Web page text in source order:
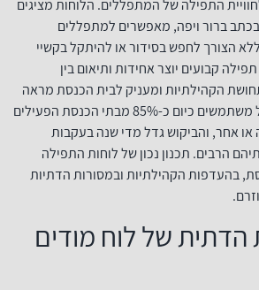
התפילה של המתפללים. הלוחות מציגים
ברור ויפה, מאפשרים למתפללים
הצורך לחפש בסידור או להיתקל בקשיי
קבועים יוצר אחידות ותיאום בין
הקהילתיות ומעניק לבית הכנסת מראה
מקצועי ומכובד. בישראל משתמשים כיום כ-85% מבתי הכנסת הפעילים
או אחר, והביקוש גדל מדי שנה בעקבות
הרבים. תכנון נכון של לוחות התפילה
בהעדפות הקהילתיות ובמסורות הדתיות
של לוח מודים